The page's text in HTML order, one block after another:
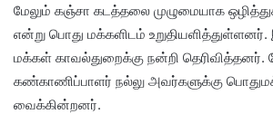
மேலும் கஞ்சா கடத்தலை முழுமையாக
என்று பொது மக்களிடம்
மக்கள் காவல்துறைக்கு நன்றி
கண்காணிப்பாளர் நல்லு அவர்களுக்கு
வைக்கின்றனர்.